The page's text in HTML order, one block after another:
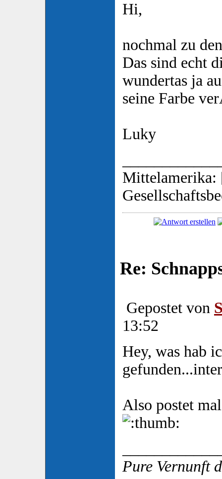
Hi,
nochmal zu
Das sind echt
wundertas ja
seine Farbe
Luky
Mittelamerika:
Re:
Gepostet von
13:52
Hey, was hab
Also postet
Pure Vernunft